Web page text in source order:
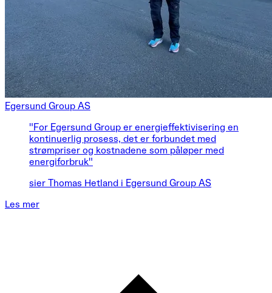
Egersund Group AS
"For Egersund Group er energieffektivisering en
kontinuerlig prosess, det er forbundet med
strømpriser og kostnadene som påløper med
energiforbruk"
sier Thomas Hetland i Egersund Group AS
Les mer